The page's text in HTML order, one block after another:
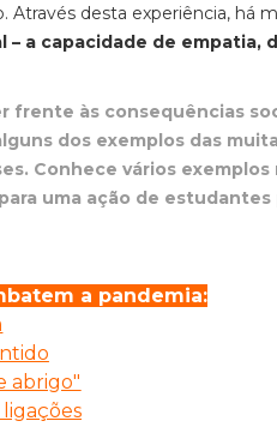
desta experiência, há
a capacidade de empatia,
frente às consequências
dos exemplos das
Conhece vários exemplos
uma ação de estudantes
a pandemia:
abrigo"